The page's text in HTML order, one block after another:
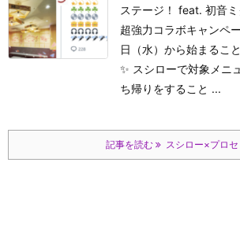
ステージ！ feat. 初音
超強力コラボキャンペ
日（水）から始まるこ
✨ スシローで対象メニ
ち帰りをすること ...
記事を読む スシロー×プロセ